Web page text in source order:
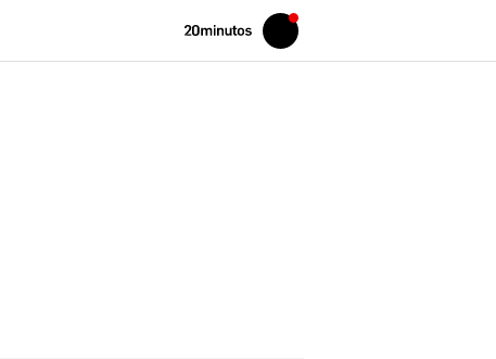
Volver
Iniciar
sesión